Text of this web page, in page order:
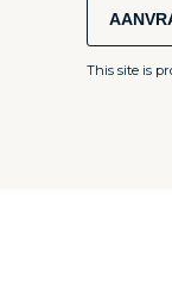
This site is